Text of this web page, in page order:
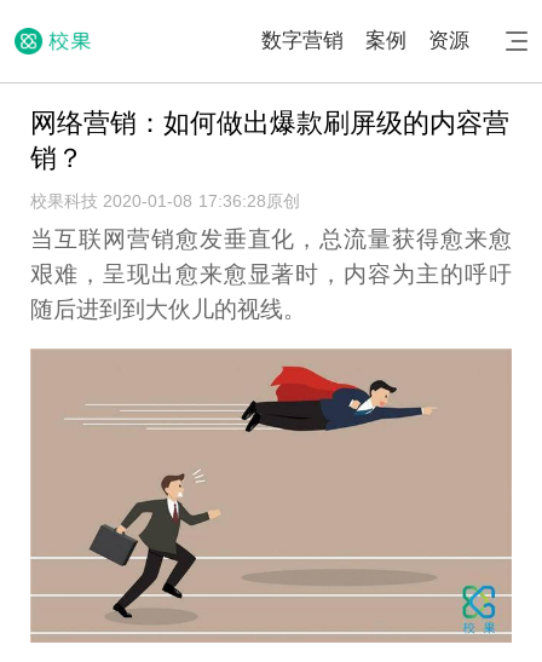
数字营销 案例 资源
网络营销：如何做出爆款刷屏级的内容营
销？
校果科技 2020-01-08 17:36:28原创
当互联网营销愈发垂直化，总流量获得愈来愈
艰难，呈现出愈来愈显著时，内容为主的呼吁
随后进到到大伙儿的视线。